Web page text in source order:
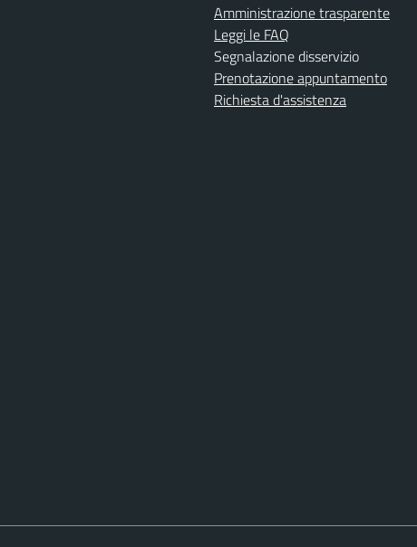
Amministrazione trasparente
Leggi le FAQ
Segnalazione disservizio
Prenotazione appuntamento
Richiesta d'assistenza